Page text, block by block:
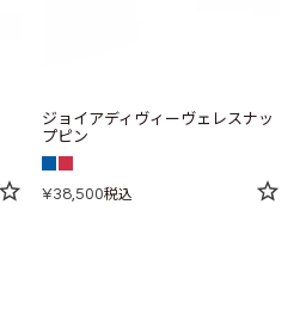
ジョイアディヴィーヴェレスナッ
プピン
¥38,500税込